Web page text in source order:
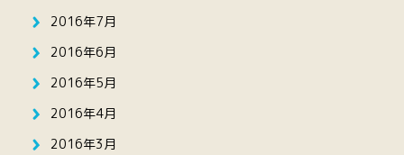
2016年7月
2016年6月
2016年5月
2016年4月
2016年3月